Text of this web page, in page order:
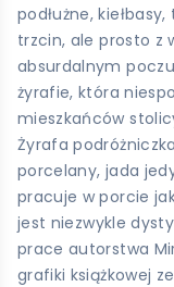
podłużne,
trzcin, ale prosto z
absurdalnym
żyrafie, która
mieszkańców
Żyrafa
porcelany, jada
pracuje w porcie
jest niezwykle
prace autorstwa
grafiki książkowej